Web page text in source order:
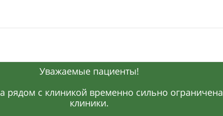
Уважаемые пациенты!
рядом с клиникой временно сильно
клиники.